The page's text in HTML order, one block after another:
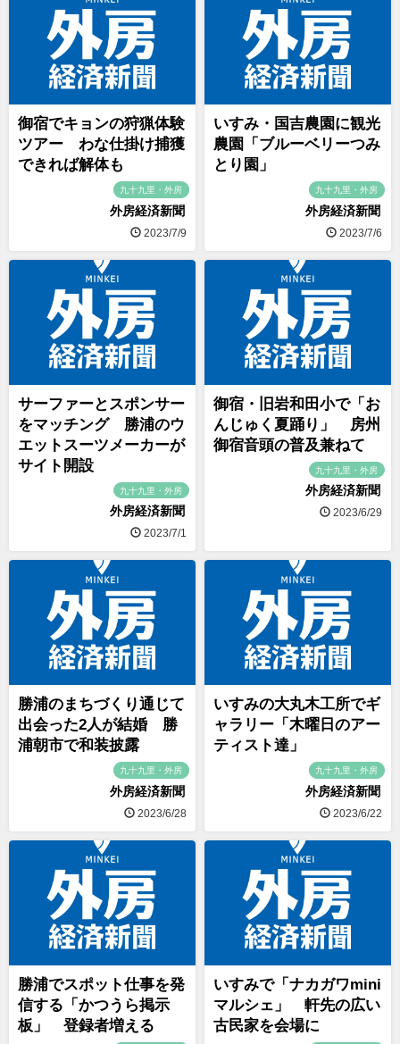
御宿でキョンの狩猟体験
ツアー わな仕掛け捕獲
できれば解体も
九十九里・外房
外房経済新聞
2023/7/9
いすみ・国吉農園に観光
農園「ブルーベリーつみ
とり園」
九十九里・外房
外房経済新聞
2023/7/6
サーファーとスポンサー
をマッチング 勝浦のウ
エットスーツメーカーが
サイト開設
九十九里・外房
外房経済新聞
2023/7/1
御宿・旧岩和田小で「お
んじゅく夏踊り」 房州
御宿音頭の普及兼ねて
九十九里・外房
外房経済新聞
2023/6/29
勝浦のまちづくり通じて
出会った2人が結婚 勝
浦朝市で和装披露
九十九里・外房
外房経済新聞
2023/6/28
いすみの大丸木工所でギ
ャラリー「木曜日のアー
ティスト達」
九十九里・外房
外房経済新聞
2023/6/22
勝浦でスポット仕事を発
信する「かつうら掲示
板」 登録者増える
いすみで「ナカガワmini
マルシェ」 軒先の広い
古民家を会場に